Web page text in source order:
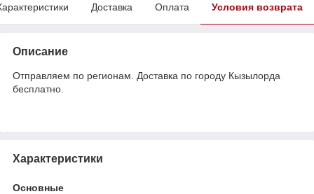
Доставка Оплата Условия возврата
Описание
Отправляем по регионам. Доставка по городу Кызылорда
бесплатно.
Характеристики
Основные